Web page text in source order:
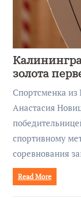
золота
метанию
Спортсменка из
Анастасия
спортивному
соревнования
Read More